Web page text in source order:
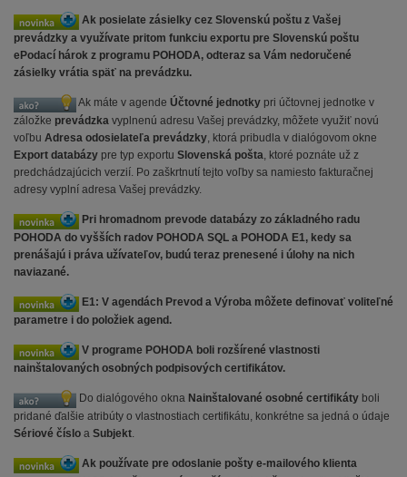
Ak posielate zásielky cez Slovenskú poštu z Vašej
prevádzky a využívate pritom funkciu exportu pre Slovenskú poštu
ePodací hárok z programu POHODA, odteraz sa Vám nedoručené
zásielky vrátia späť na prevádzku.
Ak máte v agende Účtovné jednotky pri účtovnej jednotke v
záložke prevádzka vyplnenú adresu Vašej prevádzky, môžete využiť novú
voľbu Adresa odosielateľa prevádzky, ktorá pribudla v dialógovom okne
Export databázy pre typ exportu Slovenská pošta, ktoré poznáte už z
predchádzajúcich verzií. Po zaškrtnutí tejto voľby sa namiesto fakturačnej
adresy vyplní adresa Vašej prevádzky.
Pri hromadnom prevode databázy zo základného radu
POHODA do vyšších radov POHODA SQL a POHODA E1, kedy sa
prenášajú i práva užívateľov, budú teraz prenesené i úlohy na nich
naviazané.
E1: V agendách Prevod a Výroba môžete definovať voliteľné
parametre i do položiek agend.
V programe POHODA boli rozšírené vlastnosti
nainštalovaných osobných podpisových certifikátov.
Do dialógového okna Nainštalované osobné certifikáty boli
pridané ďalšie atribúty o vlastnostiach certifikátu, konkrétne sa jedná o údaje
Sériové číslo a Subjekt.
Ak používate pre odoslanie pošty e-mailového klienta